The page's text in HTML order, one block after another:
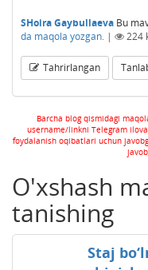
SHoira Gaybullaeva Bu
da maqola yozgan. | 224
Tahrirlangan
Barcha blog qismidagi
username/linkni Telegram
foydalanish oqibatlari uchun
O'xshash
tanishing
Staj